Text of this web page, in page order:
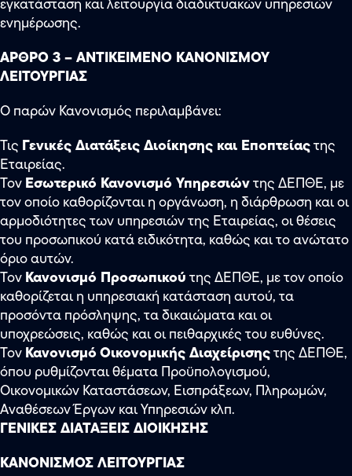
εγκατάσταση και λειτουργία διαδικτυακών υπηρεσιών
ενημέρωσης.
ΑΡΘΡΟ 3 – ΑΝΤΙΚΕΙΜΕΝΟ ΚΑΝΟΝΙΣΜΟΥ
ΛΕΙΤΟΥΡΓΙΑΣ
Ο παρών Κανονισμός περιλαμβάνει:
Τις Γενικές Διατάξεις Διοίκησης και Εποπτείαςτης
Εταιρείας.
ΤονΕσωτερικό Κανονισμό Υπηρεσιώντης ΔΕΠΘΕ, με
τον οποίο καθορίζονται η οργάνωση, η διάρθρωση και οι
αρμοδιότητες των υπηρεσιών της Εταιρείας, οι θέσεις
του προσωπικού κατά ειδικότητα, καθώς και το ανώτατο
όριο αυτών.
ΤονΚανονισμό Προσωπικούτης ΔΕΠΘΕ, με τον οποίο
καθορίζεται η υπηρεσιακή κατάσταση αυτού, τα
προσόντα πρόσληψης, τα δικαιώματα και οι
υποχρεώσεις, καθώς και οι πειθαρχικές του ευθύνες.
ΤονΚανονισμόΟικονομικής Διαχείρισηςτης ΔΕΠΘΕ,
όπου ρυθμίζονται θέματα Προϋπολογισμού,
Οικονομικών Καταστάσεων, Εισπράξεων, Πληρωμών,
Αναθέσεων Έργων και Υπηρεσιών κλπ.
ΓΕΝΙΚΕΣ ΔΙΑΤΑΞΕΙΣ ΔΙΟΙΚΗΣΗΣ
ΚΑΝΟΝΙΣΜΟΣ ΛΕΙΤΟΥΡΓΙΑΣ